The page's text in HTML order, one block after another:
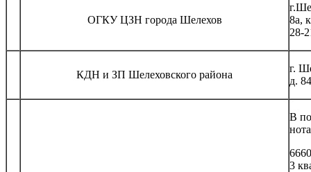
ОГКУ ЦЗН города Шелехов
8а,
28-
КДН и ЗП Шелеховского района
г.
д.
В
3